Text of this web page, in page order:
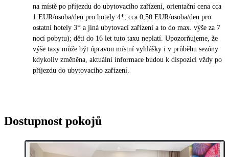
na místě po příjezdu do ubytovacího zařízení, orientační cena cca
1 EUR/osoba/den pro hotely 4*, cca 0,50 EUR/osoba/den pro
ostatní hotely 3* a jiná ubytovací zařízení a to do max. výše za 7
nocí pobytu); děti do 16 let tuto taxu neplatí. Upozorňujeme, že
výše taxy může být úpravou místní vyhlášky i v průběhu sezóny
kdykoliv změněna, aktuální informace budou k dispozici vždy po
příjezdu do ubytovacího zařízení.
Dostupnost pokojů